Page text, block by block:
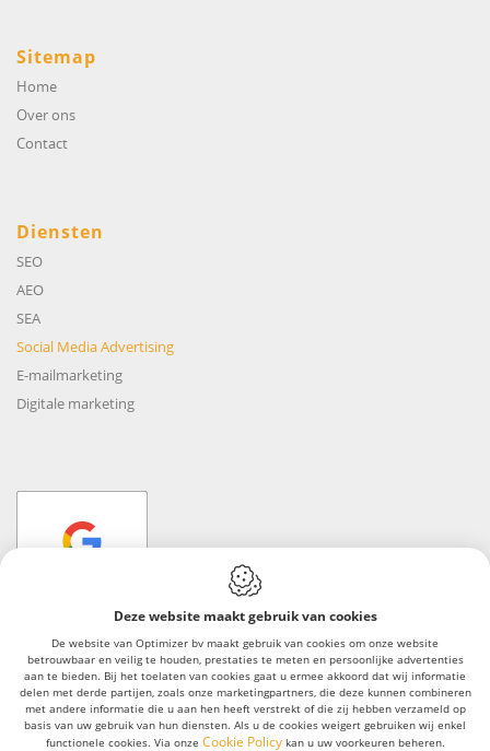
Sitemap
Home
Over ons
Contact
Diensten
SEO
AEO
SEA
Social Media Advertising
E-mailmarketing
Digitale marketing
Webdesign by IDcreation 2023
Algemene voorwaarden
Cookie Policy
Deze website maakt gebruik van cookies
De website van Optimizer bv maakt gebruik van cookies om onze website
betrouwbaar en veilig te houden, prestaties te meten en persoonlijke advertenties
aan te bieden. Bij het toelaten van cookies gaat u ermee akkoord dat wij informatie
delen met derde partijen, zoals onze marketingpartners, die deze kunnen combineren
met andere informatie die u aan hen heeft verstrekt of die zij hebben verzameld op
basis van uw gebruik van hun diensten. Als u de cookies weigert gebruiken wij enkel
functionele cookies. Via onze Cookie Policykan u uw voorkeuren beheren.